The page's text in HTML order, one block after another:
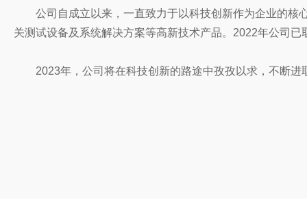
公司自成立以来，一直致力于以科技创新作为企业的核
关测试设备及系统解决方案等高新技术产品。2022年公司
2023年，公司将在科技创新的路途中孜孜以求，不断